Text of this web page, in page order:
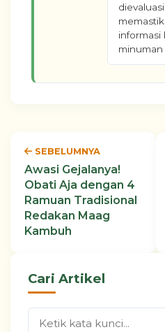
informasi
minuman
SEBELUMNYA
Awasi Gejalanya!
Obati Aja dengan 4
Ramuan Tradisional
Redakan Maag
Kambuh
Cari Artikel